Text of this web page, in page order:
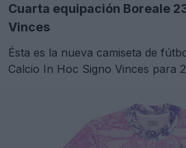
Cuarta equipación Boreale
Vinces
Ésta es la nueva camiseta de
Calcio In Hoc Signo Vinces para